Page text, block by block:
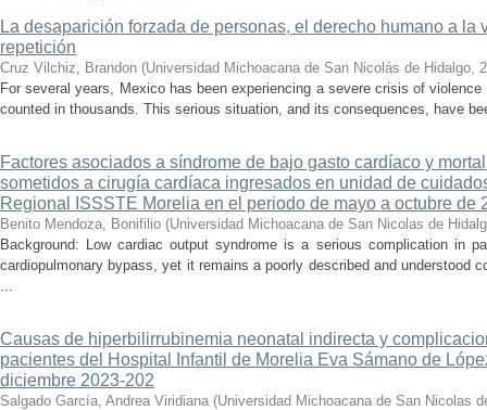
La desaparición forzada de personas, el derecho humano a la
repetición
Cruz Vilchiz, Brandon (Universidad Michoacana de San Nicolás de Hidalgo,
For several years, Mexico has been experiencing a severe crisis of
counted in thousands. This serious situation, and its consequences, have
Factores asociados a síndrome de bajo gasto cardíaco y
sometidos a cirugía cardíaca ingresados en unidad de
Regional ISSSTE Morelia en el periodo de mayo a octubre de
Benito Mendoza, Bonifilio (Universidad Michoacana de San Nicolas de
Background: Low cardiac output syndrome is a serious complication in
cardiopulmonary bypass, yet it remains a poorly described and understood
...
Causas de hiperbilirrubinemia neonatal indirecta y
pacientes del Hospital Infantil de Morelia Eva Sámano de
diciembre 2023-202
Salgado García, Andrea Viridiana (Universidad Michoacana de San Nicolas